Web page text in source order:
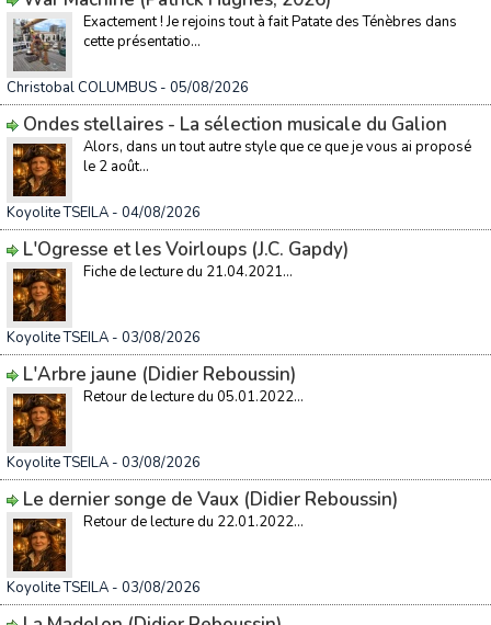
Exactement ! Je rejoins tout à fait Patate des Ténèbres dans
cette présentatio...
Christobal COLUMBUS - 05/08/2026
Ondes stellaires - La sélection musicale du Galion
Alors, dans un tout autre style que ce que je vous ai proposé
le 2 août...
Koyolite TSEILA - 04/08/2026
L'Ogresse et les Voirloups (J.C. Gapdy)
Fiche de lecture du 21.04.2021...
Koyolite TSEILA - 03/08/2026
L'Arbre jaune (Didier Reboussin)
Retour de lecture du 05.01.2022...
Koyolite TSEILA - 03/08/2026
Le dernier songe de Vaux (Didier Reboussin)
Retour de lecture du 22.01.2022...
Koyolite TSEILA - 03/08/2026